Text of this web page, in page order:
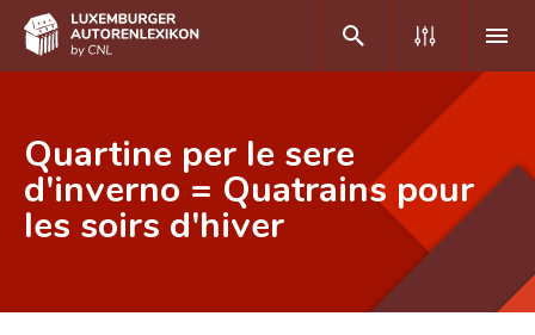
DE FR
Home
Erweiterte Suche
Quartine per le sere
d'inverno = Quatrains pour
les soirs d'hiver